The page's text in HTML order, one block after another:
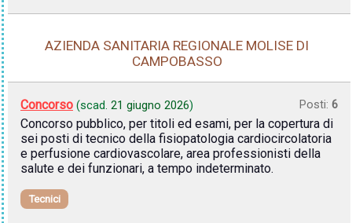
AZIENDA SANITARIA REGIONALE MOLISE DI
CAMPOBASSO
Concorso (scad. 21 giugno 2026) Posti: 6
Concorso pubblico, per titoli ed esami, per la copertura di
sei posti di tecnico della fisiopatologia cardiocircolatoria
e perfusione cardiovascolare, area professionisti della
salute e dei funzionari, a tempo indeterminato.
Tecnici